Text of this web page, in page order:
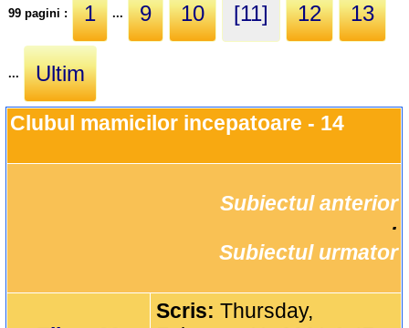
99 pagini : 1 ... 9 10 [11] 12 13
... Ultim
Clubul mamicilor incepatoare - 14
Subiectul anterior
Subiectul urmator
Scris:Thursday,